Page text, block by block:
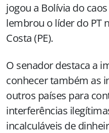
jogou a Bolívia do
lembrou o líder do PT
Costa (PE).
O senador destaca a
conhecer também as
outros países para
interferências
incalculáveis de